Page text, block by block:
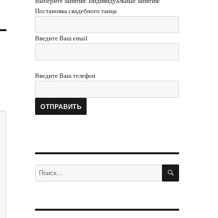
Постановка свадебного танца
Введите Ваш email
Введите Ваш телефон
Искать: ПОИСК